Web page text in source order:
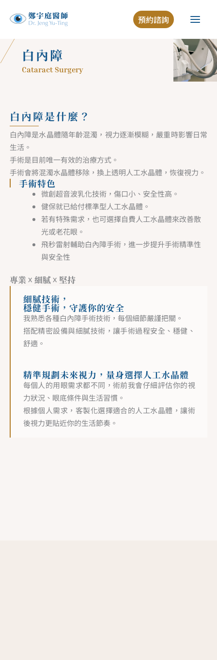
要
內
預約諮詢
白內障
Cataract Surgery
白內障是什麼？
白內障是水晶體隨年齡混濁，視力逐漸模糊，嚴重時影響日常
生活。
手術是目前唯一有效的治療方式。
手術會將混濁水晶體移除，換上透明人工水晶體，恢復視力。
手術特色
微創超音波乳化技術，傷口小、安全性高。
健保就已給付標準型人工水晶體。
若有特殊需求，也可選擇自費人工水晶體來改善散
光或老花眼。
飛秒雷射輔助白內障手術，進一步提升手術精準性
與安全性
專業 x 細膩 x 堅持
細膩技術，
穩健手術，守護你的安全
我熟悉各種白內障手術技術，每個細節嚴謹把關。
搭配精密設備與細膩技術，讓手術過程安全、穩健、
舒適。
精準規劃未來視力，量身選擇人工水晶體
每個人的用眼需求都不同，術前我會仔細評估你的視
力狀況、眼底條件與生活習慣。
根據個人需求，客製化選擇適合的人工水晶體，讓術
後視力更貼近你的生活節奏。